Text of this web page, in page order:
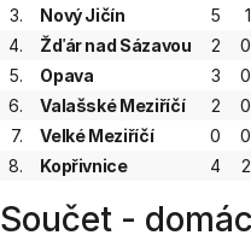
3.
Nový Jičín 5 1
4.
Žďár nad Sázavou 2 0
5.
Opava 3 0
6.
Valašské Meziříčí 2 0
7.
Velké Meziříčí 0 0
8.
Kopřivnice 4 2
Součet -